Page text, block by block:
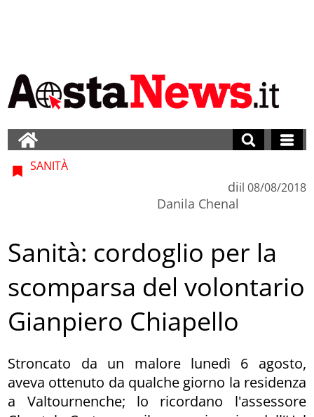
SANITÀ
di
Danila Chenal
il 08/08/2018
Sanità: cordoglio per la
scomparsa del volontario
Gianpiero Chiapello
Stroncato da un malore lunedì 6 agosto,
aveva ottenuto da qualche giorno la residenza
a Valtournenche; lo ricordano l'assessore